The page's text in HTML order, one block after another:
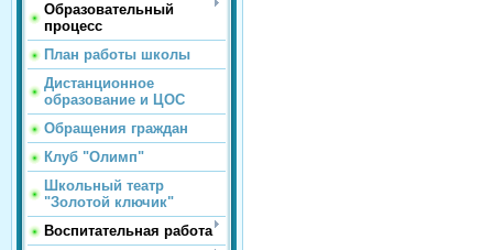
Образовательный
процесс
План работы школы
Дистанционное
образование и ЦОС
Обращения граждан
Клуб "Олимп"
Школьный театр
"Золотой ключик"
Воспитательная работа